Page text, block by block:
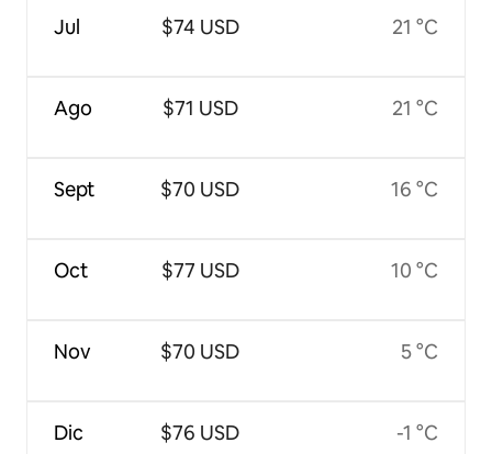
Jul
Ago
Sept
Oct
Nov
Dic
$74 USD
$71 USD
$70 USD
$77 USD
$70 USD
$76 USD
21 °C
21 °C
16 °C
10 °C
5 °C
-1 °C